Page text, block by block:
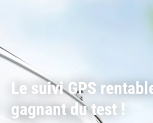
Le suivi GPS
gagnant du test !